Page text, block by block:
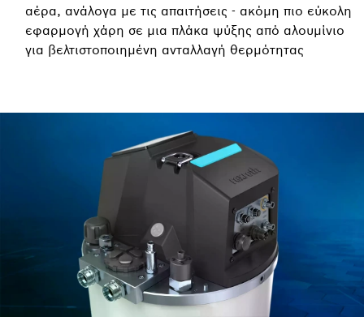
αέρα, ανάλογα με τις απαιτήσεις - ακόμη πιο εύκολη
εφαρμογή χάρη σε μια πλάκα ψύξης από αλουμίνιο
για βελτιστοποιημένη ανταλλαγή θερμότητας